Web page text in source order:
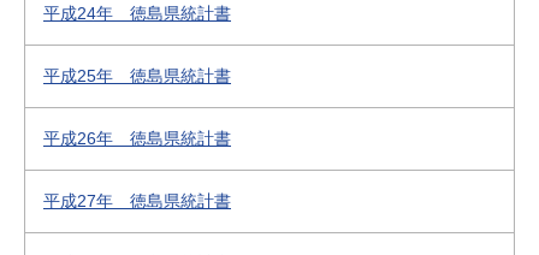
平成24年 徳島県統計書
平成25年 徳島県統計書
平成26年 徳島県統計書
平成27年 徳島県統計書